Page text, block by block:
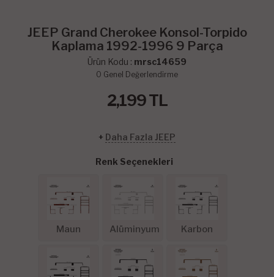
JEEP Grand Cherokee Konsol-Torpido
Kaplama 1992-1996 9 Parça
Ürün Kodu : mrsc14659
0 Genel Değerlendirme
2,199TL
+ Daha Fazla JEEP
Renk Seçenekleri
Maun Alüminyum Karbon